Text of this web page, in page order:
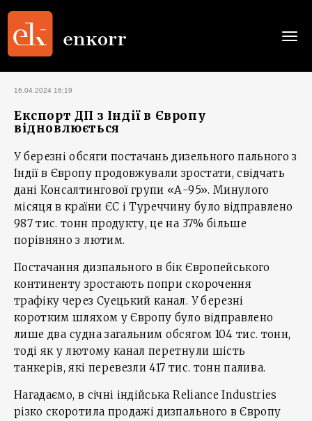
16.04.2024 16:19
Експорт ДП з Індії в Європу
відновлюється
У березні обсяги постачань дизельного пального з
Індії в Європу продовжували зростати, свідчать
дані Консалтингової групи «А-95». Минулого
місяця в країни ЄС і Туреччину було відправлено
987 тис. тонн продукту, це на 37% більше
порівняно з лютим.
Постачання дизпального в бік Європейського
континенту зростають попри скорочення
трафіку через Суецький канал. У березні
коротким шляхом у Європу було відправлено
лише два судна загальним обсягом 104 тис. тонн,
тоді як у лютому канал перетнули шість
танкерів, які перевезли 417 тис. тонн палива.
Нагадаємо, в січні індійська Reliance Industries
різко скоротила продажі дизпального в Європу